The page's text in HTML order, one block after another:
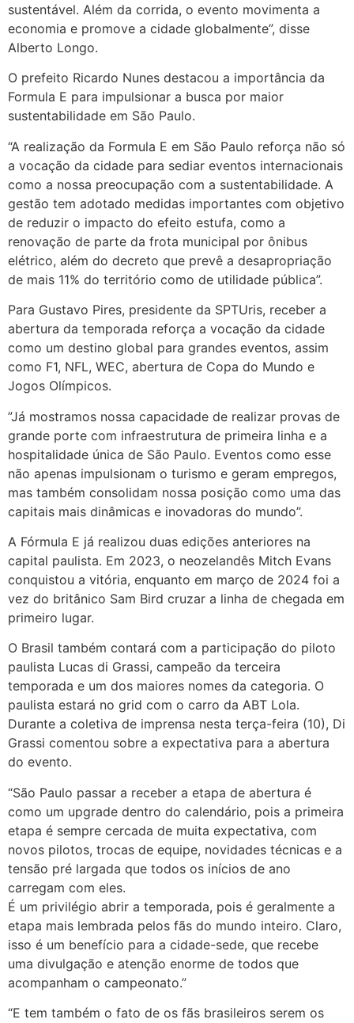
sustentável. Além da corrida, o evento movimenta a
economia e promove a cidade globalmente”, disse
Alberto Longo.
O prefeito Ricardo Nunes destacou a importância da
Formula E para impulsionar a busca por maior
sustentabilidade em São Paulo.
“A realização da Formula E em São Paulo reforça não só
a vocação da cidade para sediar eventos internacionais
como a nossa preocupação com a sustentabilidade. A
gestão tem adotado medidas importantes com objetivo
de reduzir o impacto do efeito estufa, como a
renovação de parte da frota municipal por ônibus
elétrico, além do decreto que prevê a desapropriação
de mais 11% do território como de utilidade pública”.
Para Gustavo Pires, presidente da SPTUris, receber a
abertura da temporada reforça a vocação da cidade
como um destino global para grandes eventos, assim
como F1, NFL, WEC, abertura de Copa do Mundo e
Jogos Olímpicos.
”Já mostramos nossa capacidade de realizar provas de
grande porte com infraestrutura de primeira linha e a
hospitalidade única de São Paulo. Eventos como esse
não apenas impulsionam o turismo e geram empregos,
mas também consolidam nossa posição como uma das
capitais mais dinâmicas e inovadoras do mundo”.
A Fórmula E já realizou duas edições anteriores na
capital paulista. Em 2023, o neozelandês Mitch Evans
conquistou a vitória, enquanto em março de 2024 foi a
vez do britânico Sam Bird cruzar a linha de chegada em
primeiro lugar.
O Brasil também contará com a participação do piloto
paulista Lucas di Grassi, campeão da terceira
temporada e um dos maiores nomes da categoria. O
paulista estará no grid com o carro da ABT Lola.
Durante a coletiva de imprensa nesta terça-feira (10), Di
Grassi comentou sobre a expectativa para a abertura
do evento.
“São Paulo passar a receber a etapa de abertura é
como um upgrade dentro do calendário, pois a primeira
etapa é sempre cercada de muita expectativa, com
novos pilotos, trocas de equipe, novidades técnicas e a
tensão pré largada que todos os inícios de ano
carregam com eles.
É um privilégio abrir a temporada, pois é geralmente a
etapa mais lembrada pelos fãs do mundo inteiro. Claro,
isso é um benefício para a cidade-sede, que recebe
uma divulgação e atenção enorme de todos que
acompanham o campeonato.”
“E tem também o fato de os fãs brasileiros serem os